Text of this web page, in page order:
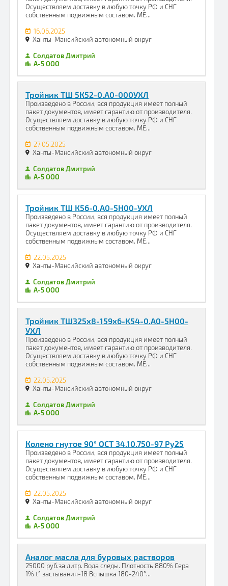
Осуществляем доставку в любую точку РФ и СНГ
собственным подвижным составом. МЕ...
16.06.2025
Ханты-Мансийский автономный округ
Солдатов Дмитрий
А-5 ООО
Тройник ТШ 5К52-0.А0-000УХЛ
Произведено в России, вся продукция имеет полный
пакет документов, имеет гарантию от производителя.
Осуществляем доставку в любую точку РФ и СНГ
собственным подвижным составом. МЕ...
27.05.2025
Ханты-Мансийский автономный округ
Солдатов Дмитрий
А-5 ООО
Тройник ТШ К56-0.А0-5Н00-УХЛ
Произведено в России, вся продукция имеет полный
пакет документов, имеет гарантию от производителя.
Осуществляем доставку в любую точку РФ и СНГ
собственным подвижным составом. МЕ...
22.05.2025
Ханты-Мансийский автономный округ
Солдатов Дмитрий
А-5 ООО
Тройник ТШ325х8-159х6-К54-0.А0-5Н00-
УХЛ
Произведено в России, вся продукция имеет полный
пакет документов, имеет гарантию от производителя.
Осуществляем доставку в любую точку РФ и СНГ
собственным подвижным составом. МЕ...
22.05.2025
Ханты-Мансийский автономный округ
Солдатов Дмитрий
А-5 ООО
Колено гнутое 90° ОСТ 34.10.750-97 Ру25
Произведено в России, вся продукция имеет полный
пакет документов, имеет гарантию от производителя.
Осуществляем доставку в любую точку РФ и СНГ
собственным подвижным составом. МЕ...
22.05.2025
Ханты-Мансийский автономный округ
Солдатов Дмитрий
А-5 ООО
Аналог масла для буровых растворов
25000 руб.за литр. Вода следы. Плотность 880% Сера
1% t° застывания-18 Вспышка 180-240°...